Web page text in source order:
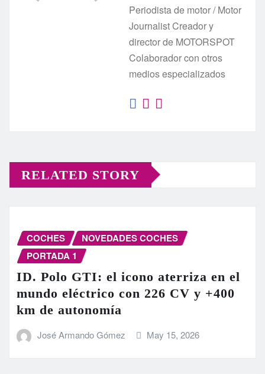
Periodista de motor / Motor
Journalist Creador y
director de MOTORSPOT
Colaborador con otros
medios especializados
RELATED STORY
COCHES
NOVEDADES COCHES
PORTADA 1
ID. Polo GTI: el icono aterriza en el
mundo eléctrico con 226 CV y +400
km de autonomía
José Armando Gómez May 15, 2026